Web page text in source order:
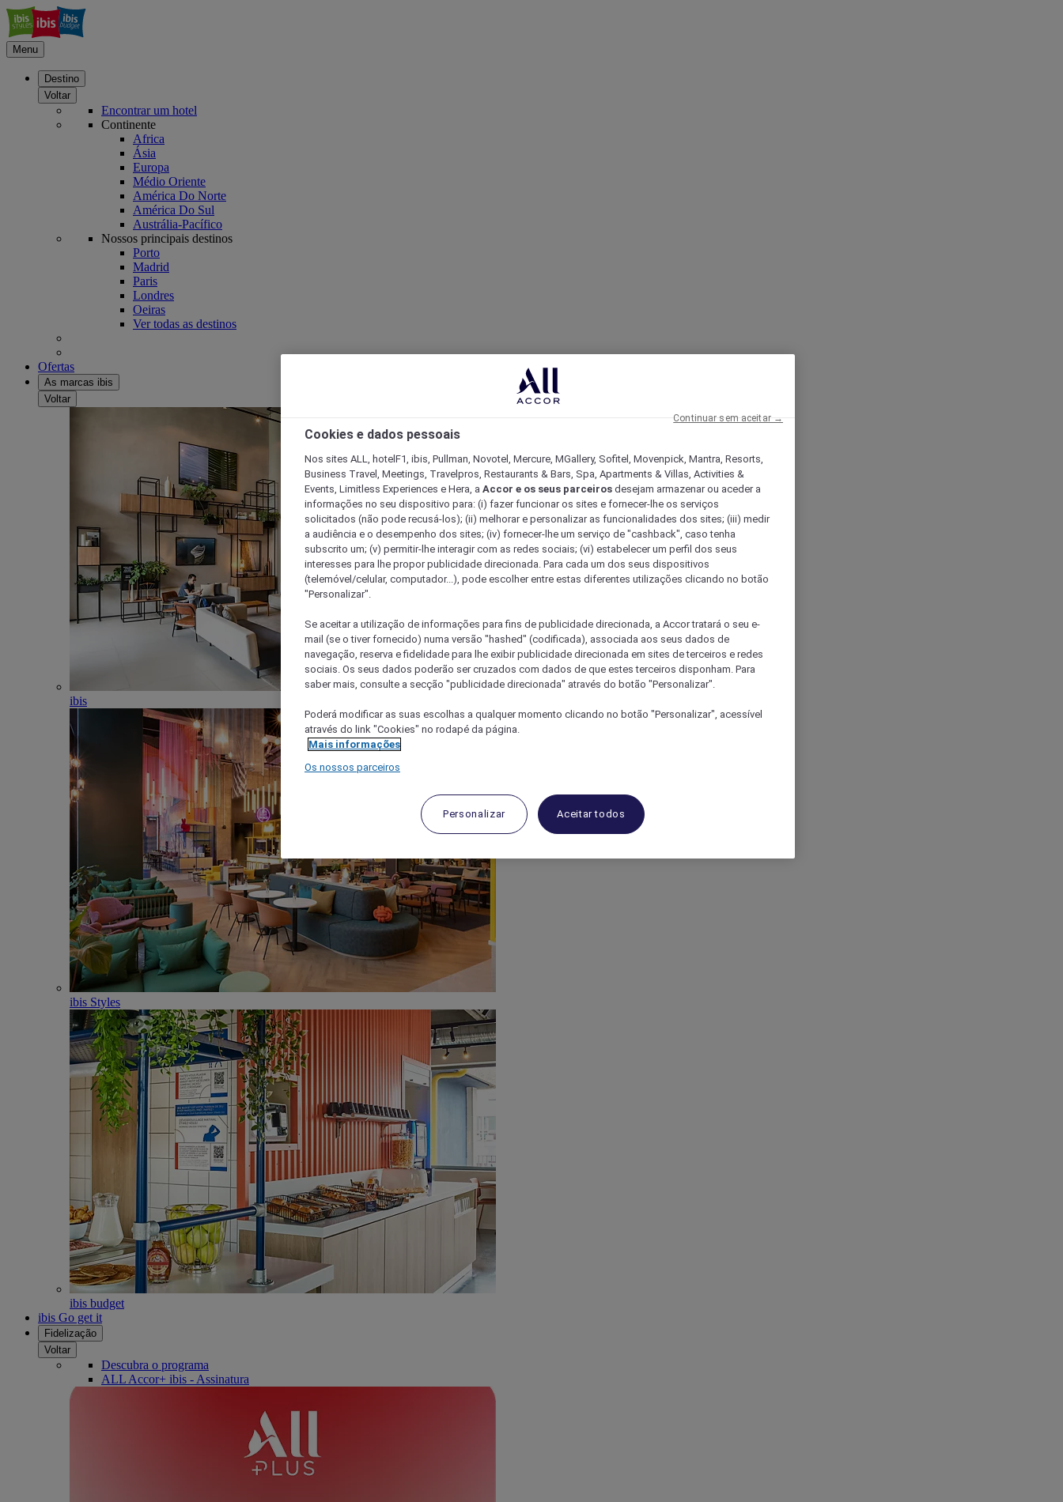
Menu
Destino
Voltar
Encontrar um hotel
Continente
Africa
Ásia
Europa
Médio Oriente
América Do Norte
América Do Sul
Austrália-Pacífico
Nossos principais destinos
Porto
Madrid
Paris
Londres
Oeiras
Ver todas as destinos
Ofertas
As marcas ibis
Voltar
ibis
ibis Styles
ibis budget
ibis Go get it
Fidelização
Voltar
Descubra o programa
ALL Accor+ ibis - Assinatura
Cookies e dados pessoais
Nos sites ALL, hotelF1, ibis, Pullman, Novotel, Mercure, MGallery, Sofitel, Movenpick, Mantra, Resorts,
Business Travel, Meetings, Travelpros, Restaurants & Bars, Spa, Apartments & Villas, Activities &
Events, Limitless Experiences e Hera, a Accor e os seus parceiros desejam armazenar ou aceder a
informações no seu dispositivo para: (i) fazer funcionar os sites e fornecer-lhe os serviços
solicitados (não pode recusá-los); (ii) melhorar e personalizar as funcionalidades dos sites; (iii) medir
a audiência e o desempenho dos sites; (iv) fornecer-lhe um serviço de "cashback", caso tenha
subscrito um; (v) permitir-lhe interagir com as redes sociais; (vi) estabelecer um perfil dos seus
interesses para lhe propor publicidade direcionada. Para cada um dos seus dispositivos
(telemóvel/celular, computador...), pode escolher entre estas diferentes utilizações clicando no botão
"Personalizar".
Se aceitar a utilização de informações para fins de publicidade direcionada, a Accor tratará o seu e-
mail (se o tiver fornecido) numa versão "hashed" (codificada), associada aos seus dados de
navegação, reserva e fidelidade para lhe exibir publicidade direcionada em sites de terceiros e redes
sociais. Os seus dados poderão ser cruzados com dados de que estes terceiros disponham. Para
saber mais, consulte a secção "publicidade direcionada" através do botão "Personalizar".
Poderá modificar as suas escolhas a qualquer momento clicando no botão "Personalizar", acessível
através do link "Cookies" no rodapé da página.
Mais informações
Os nossos parceiros
Personalizar Aceitar todos
Continuar sem aceitar →